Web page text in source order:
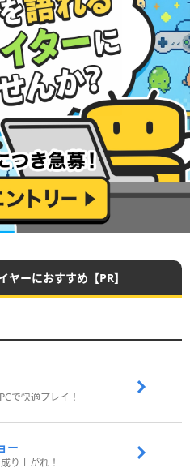
ーにおすすめ【PR】
で快適プレイ！
ー
り上がれ！